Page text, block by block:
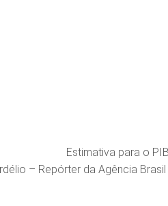
Estimativa para o
– Repórter da Agência Brasil